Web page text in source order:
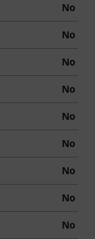
No
No
No
No
No
No
No
No
No